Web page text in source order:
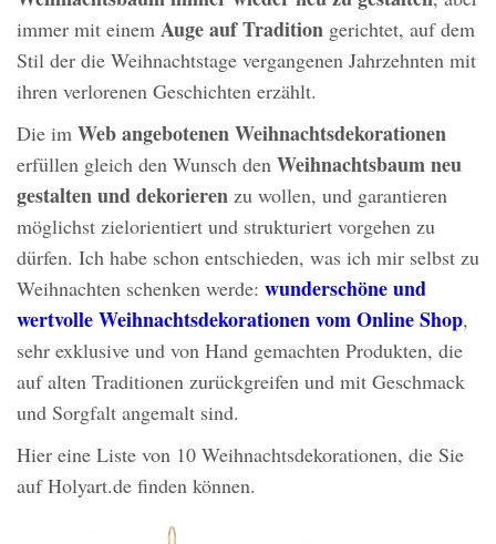
immer mit einem Auge auf Tradition gerichtet, auf dem
Stil der die Weihnachtstage vergangenen Jahrzehnten mit
ihren verlorenen Geschichten erzählt.
Die im Web angebotenen Weihnachtsdekorationen
erfüllen gleich den Wunsch den Weihnachtsbaum neu
gestalten und dekorieren zu wollen, und garantieren
möglichst zielorientiert und strukturiert vorgehen zu
dürfen. Ich habe schon entschieden, was ich mir selbst zu
Weihnachten schenken werde: wunderschöne und
wertvolle Weihnachtsdekorationen vom Online Shop,
sehr exklusive und von Hand gemachten Produkten, die
auf alten Traditionen zurückgreifen und mit Geschmack
und Sorgfalt angemalt sind.
Hier eine Liste von 10 Weihnachtsdekorationen, die Sie
auf Holyart.de finden können.